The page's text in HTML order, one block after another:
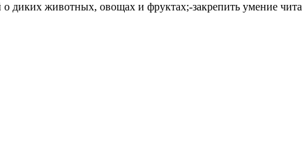
диких животных, овощах и фруктах;-закрепить умение